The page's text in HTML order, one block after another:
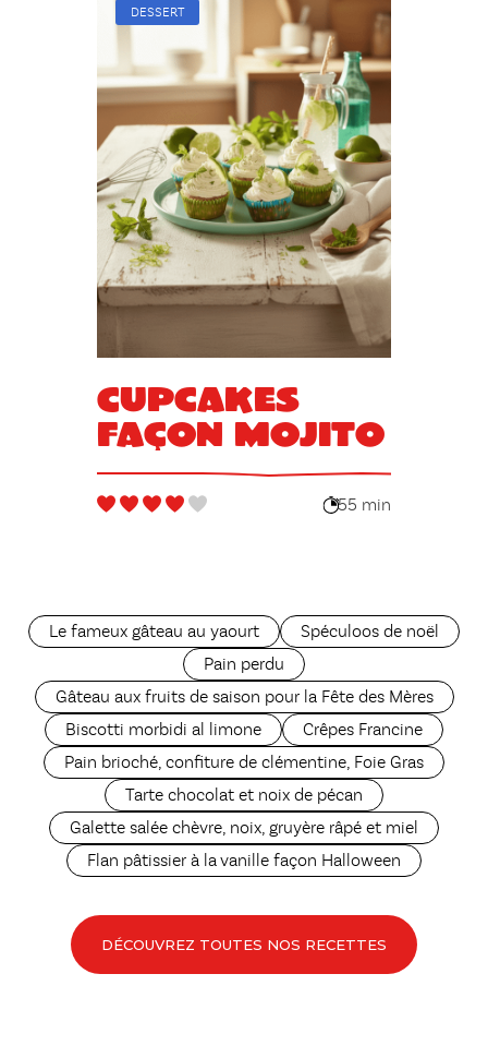
DESSERT
Cupcakes
façon mojito
55 min
Le fameux gâteau au yaourt
Spéculoos de noël
Pain perdu
Gâteau aux fruits de saison pour la Fête des Mères
Biscotti morbidi al limone
Crêpes Francine
Pain brioché, confiture de clémentine, Foie Gras
Tarte chocolat et noix de pécan
Galette salée chèvre, noix, gruyère râpé et miel
Flan pâtissier à la vanille façon Halloween
DÉCOUVREZ TOUTES NOS RECETTES